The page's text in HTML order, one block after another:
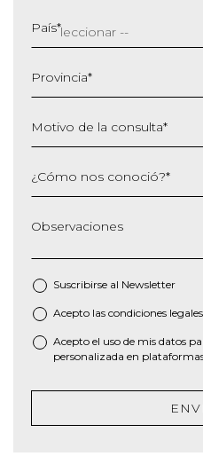
barra
MM
AAAA
País*
Provincia*
Motivo de la consulta*
¿Cómo nos conoció?*
Observaciones
Suscribirse al Newsletter
* Acepto las condiciones legales
Acepto el uso de mis datos
personalizada en